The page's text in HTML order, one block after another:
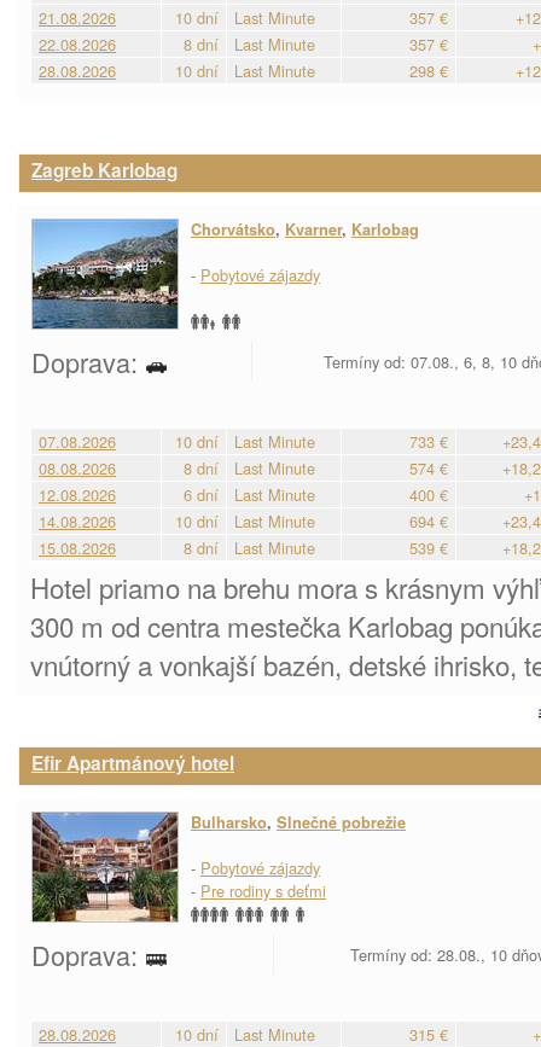
21.08.2026
10 dní Last Minute 357 €
22.08.2026
8 dní Last Minute 357 €
28.08.2026
10 dní Last Minute 298 €
Zagreb Karlobag
Chorvátsko, Kvarner, Karlobag
- Pobytové zájazdy
Doprava: Termíny od: 07.08., 6, 8, 10
07.08.2026 10 dní Last Minute 733 €
08.08.2026
8 dní Last Minute 574 €
12.08.2026
6 dní Last Minute 400 €
14.08.2026
10 dní Last Minute 694 €
15.08.2026
8 dní Last Minute 539 €
Hotel priamo na brehu mora s krásnym
300 m od centra mestečka Karlobag
vnútorný a vonkajší bazén, detské ihrisko,
Efir Apartmánový hotel
Bulharsko, Slnečné pobrežie
- Pobytové zájazdy
- Pre rodiny s deťmi
Doprava: Termíny od: 28.08., 10
28.08.2026 10 dní Last Minute 315 €